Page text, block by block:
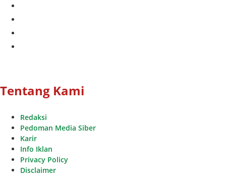
Tentang Kami
Redaksi
Pedoman Media Siber
Karir
Info Iklan
Privacy Policy
Disclaimer